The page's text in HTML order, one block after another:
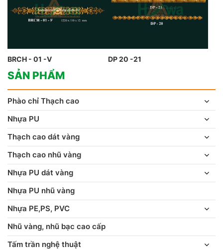
BRCH - 01 -V DP 20 -21
SẢN PHẨM
Phào chỉ Thạch cao
Nhựa PU
Thạch cao dát vàng
Thạch cao nhũ vàng
Nhựa PU dát vàng
Nhựa PU nhũ vàng
Nhựa PE,PS, PVC
Nhũ vàng, nhũ bạc cao cấp
Tấm trần nghệ thuật